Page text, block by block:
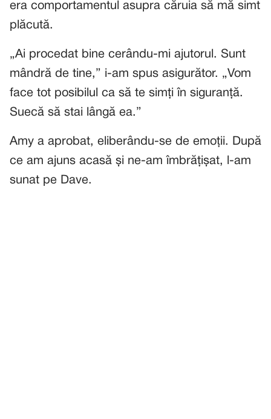
era comportamentul asupra căruia să mă simt
plăcută.
„Ai procedat bine cerându-mi ajutorul. Sunt
mândră de tine,” i-am spus asigurător. „Vom
face tot posibilul ca să te simți în siguranță.
Suecă să stai lângă ea.”
Amy a aprobat, eliberându-se de emoții. După
ce am ajuns acasă și ne-am îmbrățișat, l-am
sunat pe Dave.